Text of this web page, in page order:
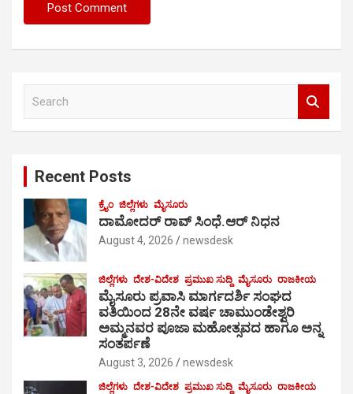
Recent Posts
ಕ್ರೈಂ ಜಿಲ್ಲೆಗಳು ಮೈಸೂರು
ದಾಮೋದರ್ ರಾವ್ ಸಿಂಧೆ.ಆರ್ ನಿಧನ
August 4, 2026 newsdesk
ಜಿಲ್ಲೆಗಳು ದೇಶ-ವಿದೇಶ ಪ್ರಮುಖ ಸುದ್ದಿ ಮೈಸೂರು ರಾಜಕೀಯ
ಮೈಸೂರು ಪ್ರವಾಸಿ ಮಾರ್ಗದರ್ಶಿ ಸಂಘದ
ವತಿಯಿಂದ 28ನೇ ವರ್ಷ ಚಾಮುಂಡೇಶ್ವರಿ
ಅಮ್ಮನವರ ಪೂಜಾ ಮಹೋತ್ಸವದ ಹಾಗೂ ಅನ್ನ
ಸಂತರ್ಪಣೆ
August 3, 2026 newsdesk
ಜಿಲ್ಲೆಗಳು ದೇಶ-ವಿದೇಶ ಪ್ರಮುಖ ಸುದ್ದಿ ಮೈಸೂರು ರಾಜಕೀಯ